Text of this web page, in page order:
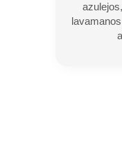
azulejos,